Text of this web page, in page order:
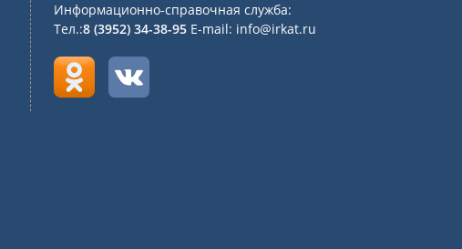
Информационно-справочная служба:
Тел.:8 (3952) 34-38-95 E-mail: info@irkat.ru